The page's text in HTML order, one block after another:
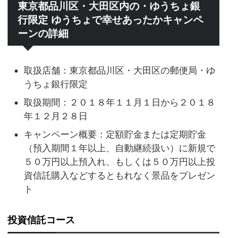
東京都品川区・大田区内の・ゆうちょ銀
行限定 ゆうちょで幸せあったかキャンペ
ーンの詳細
取扱店舗：東京都品川区・大田区の郵便局・ゆ
うちょ銀行限定
取扱期間：２０１８年１１月１日から２０１８
年１２月２８日
キャンペーン概要：定額貯金または定期貯金
（預入期間１年以上、自動継続扱い）に新規で
５０万円以上預入れ、もしくは５０万円以上投
資信託購入などするともれなく景品をプレゼン
ト
投資信託コース